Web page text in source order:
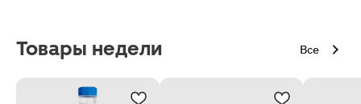
Товары недели Все